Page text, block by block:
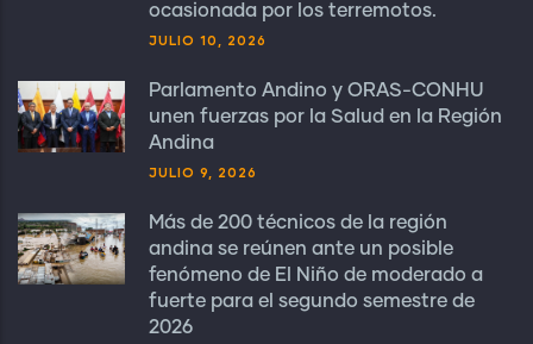
ocasionada por los terremotos.
JULIO 10, 2026
Parlamento Andino y ORAS-CONHU
unen fuerzas por la Salud en la Región
Andina
JULIO 9, 2026
Más de 200 técnicos de la región
andina se reúnen ante un posible
fenómeno de El Niño de moderado a
fuerte para el segundo semestre de
2026